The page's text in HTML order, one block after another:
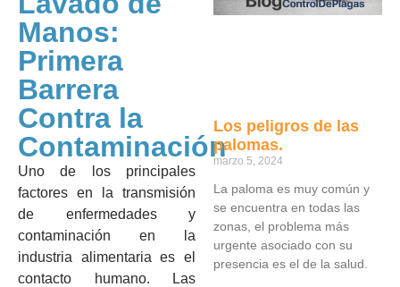
Manos:
Primera
Barrera
Contra la
Contaminación
Uno de los principales
factores en la transmisión
de enfermedades y
contaminación en la
industria alimentaria es el
contacto humano. Las
Los peligros de las
palomas.
marzo 5, 2024
La paloma es muy común y
se encuentra en todas las
zonas, el problema más
urgente asociado con su
presencia es el de la salud.